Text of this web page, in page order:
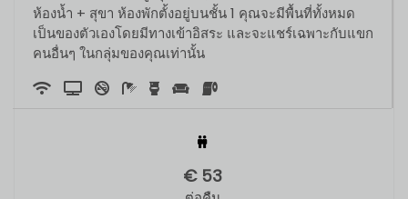
ห้องน้ำ + สุขา ห้องพักตั้งอยู่บนชั้น 1 คุณจะมีพื้นที่ทั้งหมด
เป็นของตัวเองโดยมีทางเข้าอิสระ และจะแชร์เฉพาะกับแขก
คนอื่นๆ ในกลุ่มของคุณเท่านั้น
€ 53